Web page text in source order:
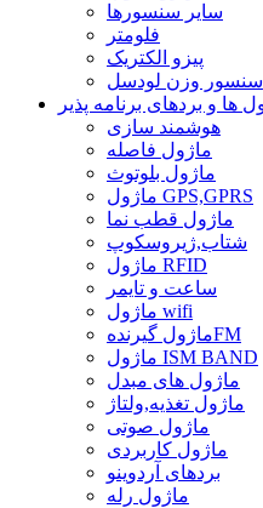
سایر سنسورها
فلومتر
پیزو الکتریک
سنسور وزن لودسل
هوشمند سازی
ماژول فاصله
ماژول بلوتوث
ماژول GPS,GPRS
ماژول قطب نما
شتاب,ژیروسکوپ
ماژول RFID
ساعت و تایمر
ماژول wifi
ماژول گیرندهFM
ماژول ISM BAND
ماژول های مبدل
ماژول تغذیه,ولتاژ
ماژول صوتی
ماژول کاربردی
بردهای آردوینو
ماژول رله